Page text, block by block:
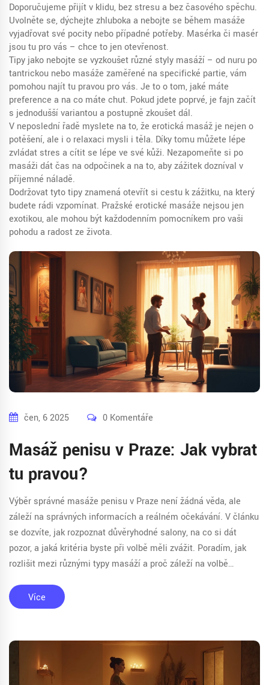
Doporučujeme přijít v klidu, bez stresu a bez časového spěchu.
Uvolněte se, dýchejte zhluboka a nebojte se během masáže
vyjadřovat své pocity nebo případné potřeby. Masérka či masér
jsou tu pro vás – chce to jen otevřenost.
Tipy jako nebojte se vyzkoušet různé styly masáží – od nuru po
tantrickou nebo masáže zaměřené na specifické partie, vám
pomohou najít tu pravou pro vás. Je to o tom, jaké máte
preference a na co máte chuť. Pokud jdete poprvé, je fajn začít
s jednodušší variantou a postupně zkoušet dál.
V neposlední řadě myslete na to, že erotická masáž je nejen o
potěšení, ale i o relaxaci mysli i těla. Díky tomu můžete lépe
zvládat stres a cítit se lépe ve své kůži. Nezapomeňte si po
masáži dát čas na odpočinek a na to, aby zážitek dozníval v
příjemné náladě.
Dodržovat tyto tipy znamená otevřít si cestu k zážitku, na který
budete rádi vzpomínat. Pražské erotické masáže nejsou jen
exotikou, ale mohou být každodenním pomocníkem pro vaši
pohodu a radost ze života.
čen, 6 2025 0 Komentáře
Masáž penisu v Praze: Jak vybrat
tu pravou?
Výběr správné masáže penisu v Praze není žádná věda, ale
záleží na správných informacích a reálném očekávání. V článku
se dozvíte, jak rozpoznat důvěryhodné salony, na co si dát
pozor, a jaká kritéria byste při volbě měli zvážit. Poradím, jak
rozlišit mezi různými typy masáží a proč záleží na volbě
jak z první návštěvy udělat příjemný zážitek. Článek je určený
hlavně lidem, kteří chtějí vědět, co od masáže čekat a jak se na
Více